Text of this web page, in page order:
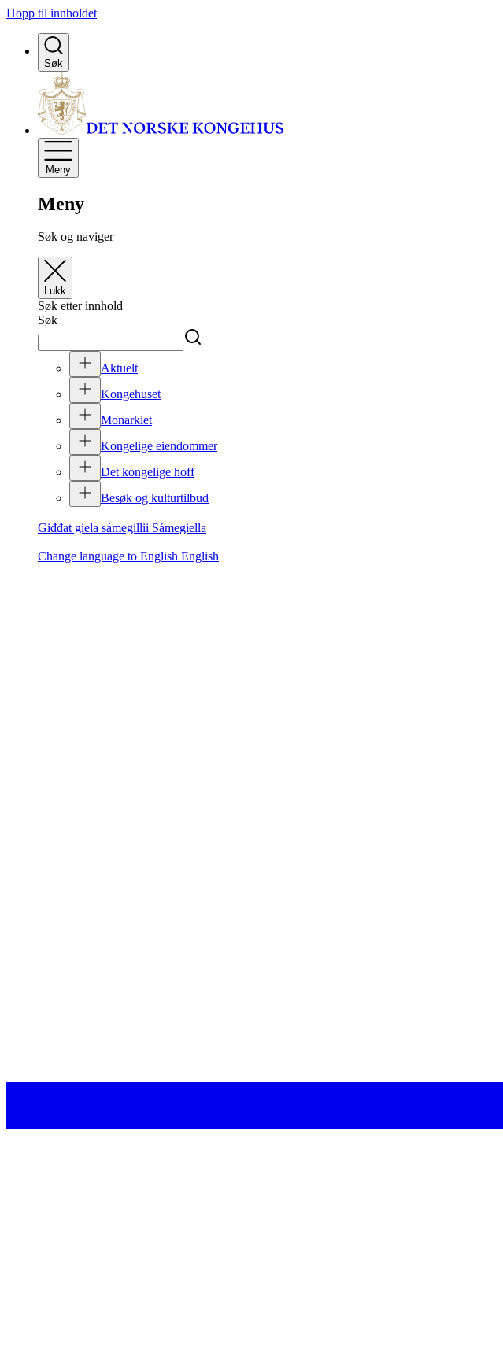
Hopp til innholdet
Søk
Meny
Meny
Søk og naviger
Lukk
Søk etter innhold
Søk
Aktuelt
Kongehuset
Monarkiet
Kongelige eiendommer
Det kongelige hoff
Besøk og kulturtilbud
Giđđat giela sámegillii Sámegiella
Change language to English English